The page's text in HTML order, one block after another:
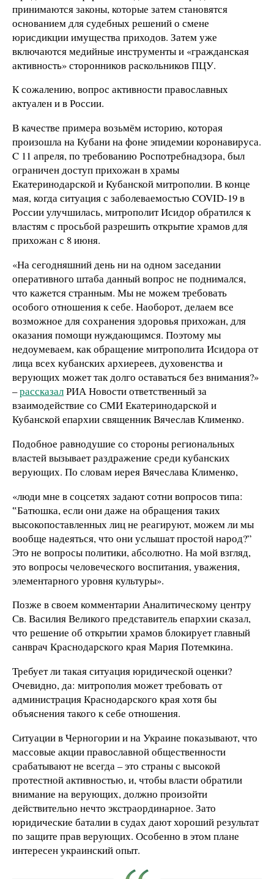
принимаются законы, которые затем становятся
основанием для судебных решений о смене
юрисдикции имущества приходов. Затем уже
включаются медийные инструменты и «гражданская
активность» сторонников раскольников ПЦУ.
К сожалению, вопрос активности православных
актуален и в России.
В качестве примера возьмём историю, которая
произошла на Кубани на фоне эпидемии коронавируса.
C 11 апреля, по требованию Роспотребнадзора, был
ограничен доступ прихожан в храмы
Екатеринодарской и Кубанской митрополии. В конце
мая, когда ситуация с заболеваемостью COVID-19 в
России улучшилась, митрополит Исидор обратился к
властям с просьбой разрешить открытие храмов для
прихожан с 8 июня.
«На сегодняшний день ни на одном заседании
оперативного штаба данный вопрос не поднимался,
что кажется странным. Мы не можем требовать
особого отношения к себе. Наоборот, делаем все
возможное для сохранения здоровья прихожан, для
оказания помощи нуждающимся. Поэтому мы
недоумеваем, как обращение митрополита Исидора от
лица всех кубанских архиереев, духовенства и
верующих может так долго оставаться без внимания?»
–рассказалРИА Новости ответственный за
взаимодействие со СМИ Екатеринодарской и
Кубанской епархии священник Вячеслав Клименко.
Подобное равнодушие со стороны региональных
властей вызывает раздражение среди кубанских
верующих. По словам иерея Вячеслава Клименко,
«люди мне в соцсетях задают сотни вопросов типа:
‟Батюшка, если они даже на обращения таких
высокопоставленных лиц не реагируют, можем ли мы
вообще надеяться, что они услышат простой народ?”
Это не вопросы политики, абсолютно. На мой взгляд,
это вопросы человеческого воспитания, уважения,
элементарного уровня культуры».
Позже в своем комментарии Аналитическому центру
Св. Василия Великого представитель епархии сказал,
что решение об открытии храмов блокирует главный
санврач Краснодарского края Мария Потемкина.
Требует ли такая ситуация юридической оценки?
Очевидно, да: митрополия может требовать от
администрация Краснодарского края хотя бы
объяснения такого к себе отношения.
Ситуации в Черногории и на Украине показывают, что
массовые акции православной общественности
срабатывают не всегда – это страны с высокой
протестной активностью, и, чтобы власти обратили
внимание на верующих, должно произойти
действительно нечто экстраординарное. Зато
юридические баталии в судах дают хороший результат
по защите прав верующих. Особенно в этом плане
интересен украинский опыт.